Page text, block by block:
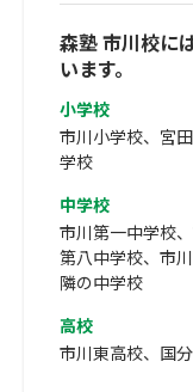
森塾 市川校に
います。
小学校
市川小学校、宮
学校
中学校
市川第一中学校
第八中学校、市
隣の中学校
高校
市川東高校、国